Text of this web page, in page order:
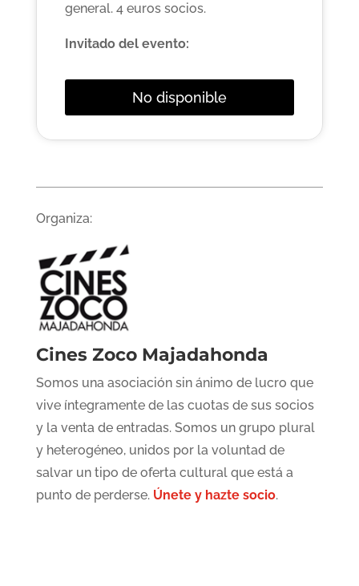
general. 4 euros socios.
Invitado del evento:
No disponible
Organiza:
Cines Zoco Majadahonda
Somos una asociación sin ánimo de lucro que
vive íntegramente de las cuotas de sus socios
y la venta de entradas. Somos un grupo plural
y heterogéneo, unidos por la voluntad de
salvar un tipo de oferta cultural que está a
punto de perderse. Únete y hazte socio.